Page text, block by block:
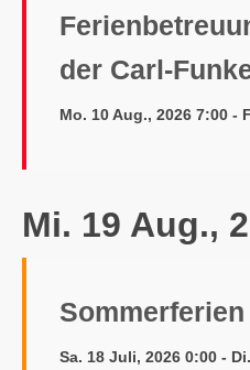
der Carl-
Mo. 10 Aug., 2026 7:00 -
Mi. 19 Aug.,
Sommerferien
Sa. 18 Juli, 2026 0:00 -